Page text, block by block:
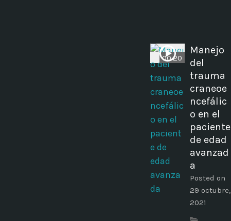
00:20
Manejo
del
trauma
craneoe
ncefálic
o en el
paciente
de edad
avanzad
a
Posted on
29 octubre,
2021